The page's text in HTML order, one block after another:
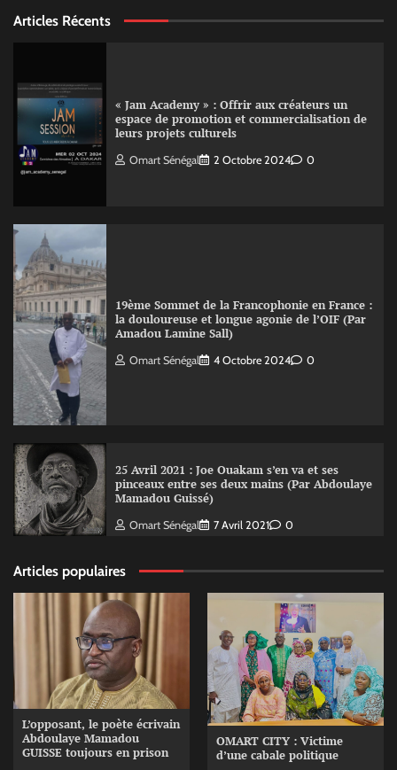
Articles Récents
« Jam Academy » : Offrir aux créateurs un
espace de promotion et commercialisation de
leurs projets culturels
Omart Sénégal 2 Octobre 2024 0
19ème Sommet de la Francophonie en France :
la douloureuse et longue agonie de l’OIF (Par
Amadou Lamine Sall)
Omart Sénégal 4 Octobre 2024 0
25 Avril 2021 : Joe Ouakam s’en va et ses
pinceaux entre ses deux mains (Par Abdoulaye
Mamadou Guissé)
Omart Sénégal 7 Avril 2021 0
Articles populaires
L’opposant, le poète écrivain
Abdoulaye Mamadou
GUISSE toujours en prison
OMART CITY : Victime
d’une cabale politique